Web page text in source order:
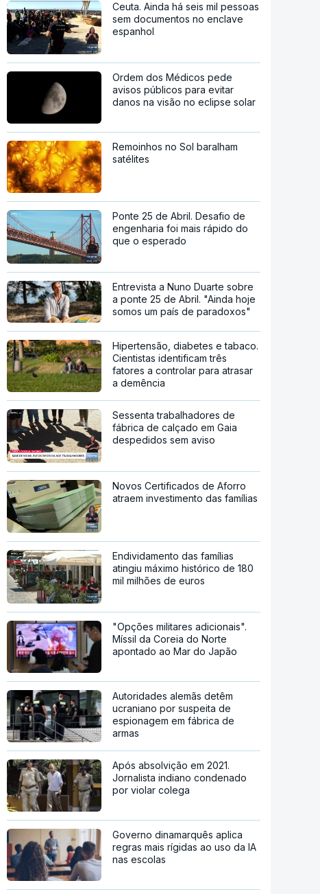
Ceuta. Ainda há seis mil pessoas
sem documentos no enclave
espanhol
Ordem dos Médicos pede
avisos públicos para evitar
danos na visão no eclipse solar
Remoinhos no Sol baralham
satélites
Ponte 25 de Abril. Desafio de
engenharia foi mais rápido do
que o esperado
Entrevista a Nuno Duarte sobre
a ponte 25 de Abril. "Ainda hoje
somos um país de paradoxos"
Hipertensão, diabetes e tabaco.
Cientistas identificam três
fatores a controlar para atrasar
a demência
Sessenta trabalhadores de
fábrica de calçado em Gaia
despedidos sem aviso
Novos Certificados de Aforro
atraem investimento das famílias
Endividamento das famílias
atingiu máximo histórico de 180
mil milhões de euros
"Opções militares adicionais".
Míssil da Coreia do Norte
apontado ao Mar do Japão
Autoridades alemãs detêm
ucraniano por suspeita de
espionagem em fábrica de
armas
Após absolvição em 2021.
Jornalista indiano condenado
por violar colega
Governo dinamarquês aplica
regras mais rígidas ao uso da IA
nas escolas